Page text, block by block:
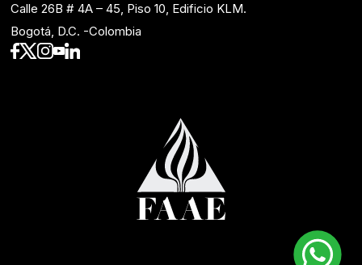
Calle 26B # 4A – 45, Piso 10, Edificio KLM.
Bogotá, D.C. -Colombia